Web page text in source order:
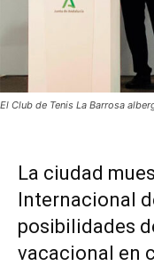
El Club de Tenis La Barrosa
La ciudad
Internacional
posibilidades
vacacional en